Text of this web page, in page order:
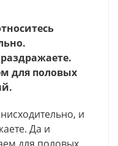
для половых
и
Да и